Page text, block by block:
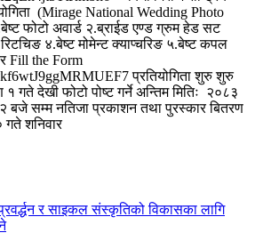
(Mirage National Wedding Photo
फोटो अवार्ड २.ब्राईड एण्ड ग्रुम हेड सट
४.बेष्ट मोमेन्ट क्याप्चरिङ ५.बेष्ट कपल
Fill the Form
प्रतियोगिता शुरु शुरु
१ गते देखी फोटो पोष्ट गर्ने अन्तिम मितिः २०८३
बजे सम्म नतिजा प्रकाशन तथा पुरस्कार बितरण
शनिवार
र साइकल संस्कृतिको विकासका लागि